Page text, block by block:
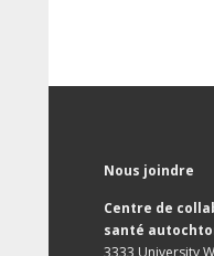
Nous joindre
Centre de
santé
3333 University